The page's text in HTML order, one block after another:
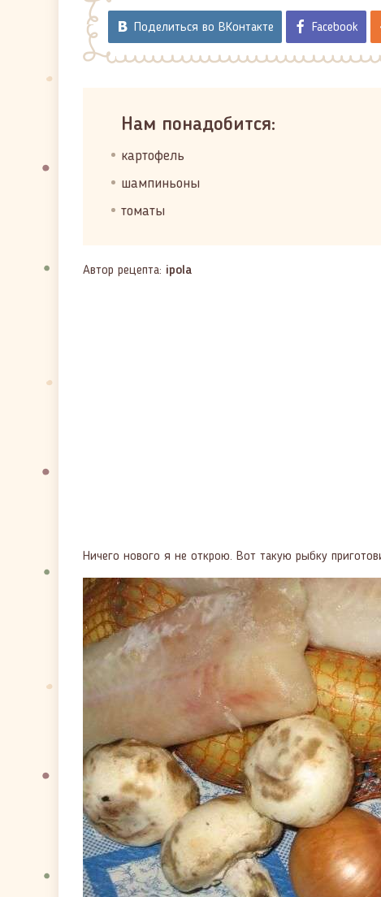
Поделиться во ВКонтакте Facebook
Нам понадобится:
картофель
шампиньоны
томаты
Автор рецепта: ipola
Ничего нового я не открою. Вот такую рыбку